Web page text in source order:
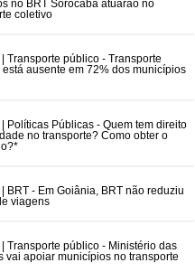
no BRT Sorocaba atuarão no
coletivo
Transporte público - Transporte
está ausente em 72% dos municípios
Políticas Públicas - Quem tem direito
no transporte? Como obter o
BRT - Em Goiânia, BRT não reduziu
viagens
Transporte público - Ministério das
vai apoiar municípios no transporte